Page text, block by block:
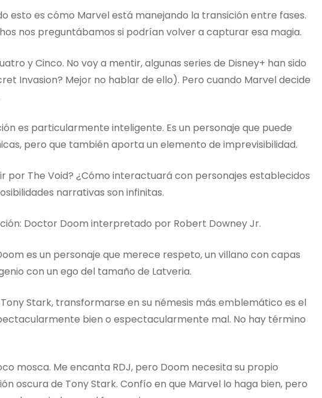
esto es cómo Marvel está manejando la transición entre fases.
nos preguntábamos si podrían volver a capturar esa magia.
y Cinco. No voy a mentir, algunas series de Disney+ han sido
Invasion? Mejor no hablar de ello). Pero cuando Marvel decide
es particularmente inteligente. Es un personaje que puede
pero que también aporta un elemento de imprevisibilidad.
por The Void? ¿Cómo interactuará con personajes establecidos
narrativas son infinitas.
Doctor Doom interpretado por Robert Downey Jr.
es un personaje que merece respeto, un villano con capas
con un ego del tamaño de Latveria.
Stark, transformarse en su némesis más emblemático es el
bien o espectacularmente mal. No hay término
mosca. Me encanta RDJ, pero Doom necesita su propio
oscura de Tony Stark. Confío en que Marvel lo haga bien, pero